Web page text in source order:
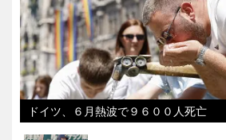
ドイツ、６月熱波で９６００人死亡